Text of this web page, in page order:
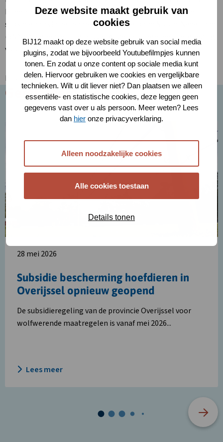
Deze website maakt gebruik van
cookies
BIJ12 maakt op deze website gebruik van social media
plugins, zodat we bijvoorbeeld Youtubefilmpjes kunnen
tonen. En zodat u onze content op sociale media kunt
delen. Hiervoor gebruiken we cookies en vergelijkbare
technieken. Wilt u dit liever niet? Dan plaatsen we alleen
essentiële- en statistische cookies, deze leggen geen
gegevens vast over u als persoon. Meer weten? Lees
dan hier onze privacyverklaring.
Alleen noodzakelijke cookies
Alle cookies toestaan
Details tonen
bij een van onze wolvenconsulenten. Daarna vraagt u de
subsidie aan via het Samenwerkingsverband Noord-Nederland
(SNN). Na goedkeuring ontvangt de aanvrager een vergoeding
voor de materiaalkosten van het raster.
Bron:provincie DrentheDeze
link
opent
in
nieuw
tabblad
Gerelateerd nieuws
Subsidie bescherming hoefdieren in
Overijssel opnieuw geopend
28 mei 2026
De subsidieregeling van de provincie Overijssel voor
wolfwerende maatregelen is vanaf mei 2026...
Lees meer
Subsidie
bescherming
hoefdieren
in
Overijssel
opnieuw
geopend